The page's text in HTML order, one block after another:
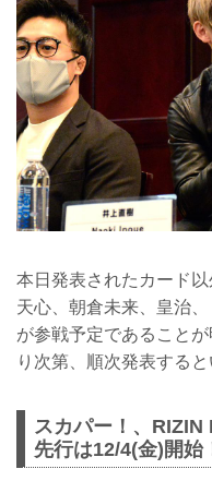
本日発表されたカード
天心、朝倉未来、皇治
が参戦予定であること
り次第、順次発表すると
スカパー！、RIZIN
先行は12/4(金)開始